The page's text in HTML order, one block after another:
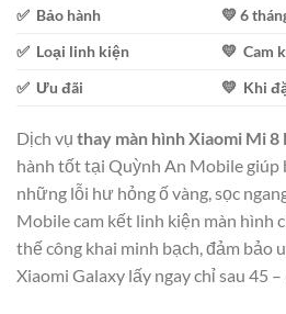
✅ Bảo hành
💛 6
✅ Loại linh kiện
💛 Cam
✅ Ưu đãi
💛 Khi
Dịch vụ thay màn hình Xiaomi Mi 8
hành tốt tại Quỳnh An Mobile giúp
những lỗi hư hỏng ố vàng, sọc
Mobile cam kết linh kiện màn hình
thế công khai minh bạch, đảm bảo
Xiaomi Galaxy lấy ngay chỉ sau 45